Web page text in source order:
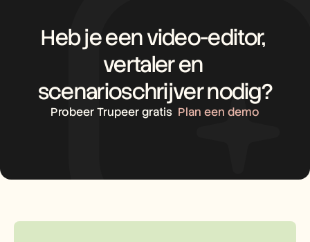
Heb je een video-editor,
vertaler en
scenarioschrijver nodig?
Probeer Trupeer gratis Plan een demo